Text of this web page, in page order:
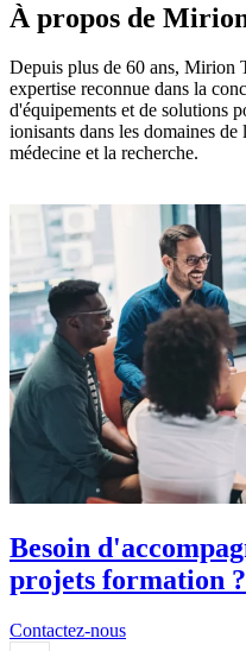
À propos de
Depuis plus de 60 ans, Mirion
expertise reconnue dans la
d'équipements et de solutions
ionisants dans les domaines
médecine et la recherche.
Besoin
projets formation ?
Contactez-nous